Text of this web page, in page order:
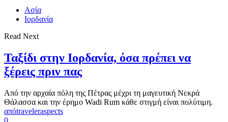
Ασία
Ιορδανία
Read Next
Ταξίδι στην Ιορδανία, όσα πρέπει να
ξέρεις πριν πας
Από την αρχαία πόλη της Πέτρας μέχρι τη μαγευτική Νεκρά
Θάλασσα και την έρημο Wadi Rum κάθε στιγμή είναι πολύτιμη.
απόtraveleraspects